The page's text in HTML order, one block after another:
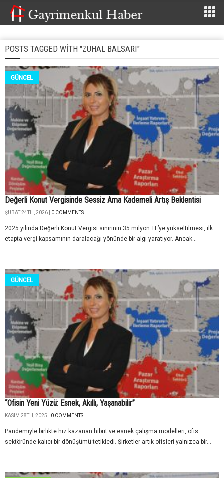
POSTS TAGGED WITH "ZUHAL BALSARI"
GÜNCEL
Değerli Konut Vergisinde Sessiz Ama Kademeli Artış Beklentisi
ŞUBAT 24TH, 2026 | 0 COMMENTS
2025 yılında Değerli Konut Vergisi sınırının 35 milyon TL’ye yükseltilmesi, ilk
etapta vergi kapsamının daralacağı yönünde bir algı yaratıyor. Ancak...
GÜNCEL
“Ofisin Yeni Yüzü: Esnek, Akıllı, Yaşanabilir”
KASIM 28TH, 2025 | 0 COMMENTS
Pandemiyle birlikte hız kazanan hibrit ve esnek çalışma modelleri, ofis
sektöründe kalıcı bir dönüşümü tetikledi. Şirketler artık ofisleri yalnızca bir...